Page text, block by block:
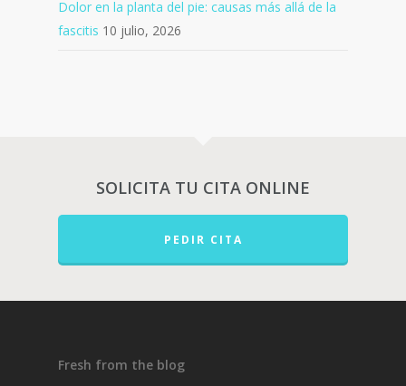
Dolor en la planta del pie: causas más allá de la
fascitis 10 julio, 2026
SOLICITA TU CITA ONLINE
PEDIR CITA
Fresh from the blog